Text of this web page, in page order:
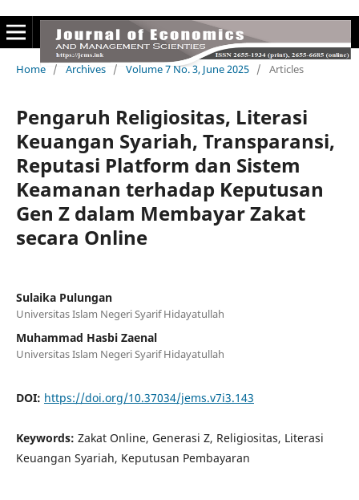
Home / Archives / Volume 7 No. 3, June 2025 / Articles
Pengaruh Religiositas, Literasi
Keuangan Syariah, Transparansi,
Reputasi Platform dan Sistem
Keamanan terhadap Keputusan
Gen Z dalam Membayar Zakat
secara Online
Sulaika Pulungan
Universitas Islam Negeri Syarif Hidayatullah
Muhammad Hasbi Zaenal
Universitas Islam Negeri Syarif Hidayatullah
DOI: https://doi.org/10.37034/jems.v7i3.143
Keywords: Zakat Online, Generasi Z, Religiositas, Literasi
Keuangan Syariah, Keputusan Pembayaran